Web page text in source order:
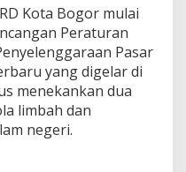
o
a
B
o
g
o
r
T
Kota Bogor mulai
Peraturan
Pasar
yang digelar di
menekankan dua
limbah dan
negeri.